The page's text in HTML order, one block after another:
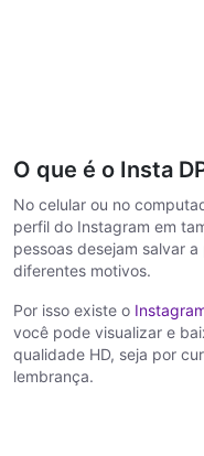
O que é o Insta
No celular ou no
perfil do Instagram em
pessoas desejam salvar
diferentes motivos.
Por isso existe o
você pode visualizar e
qualidade HD, seja por
lembrança.